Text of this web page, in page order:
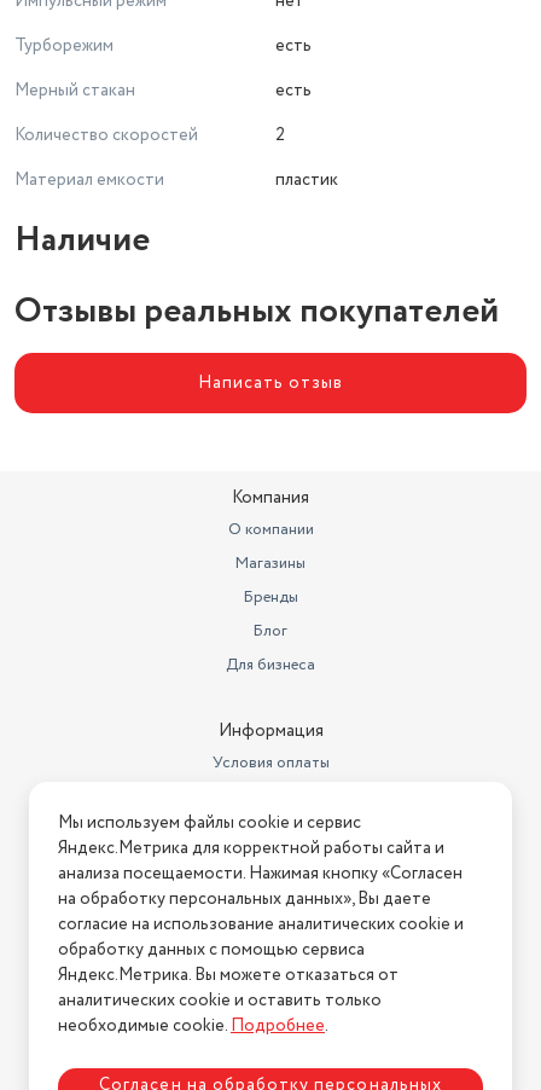
Турборежим
есть
Мерный стакан
есть
Количество скоростей
2
Материал емкости
пластик
Наличие
Отзывы реальных покупателей
Написать отзыв
Компания
О компании
Магазины
Бренды
Блог
Для бизнеса
Информация
Условия оплаты
Условия возврата
Нашли ошибку на сайте? Напишите нам
2026 © Интернет-магазин "АстМаркет". У нас есть всё!
Политика конфиденциальности
Мы используем файлы cookie и сервис
Яндекс.Метрика для корректной работы сайта и
анализа посещаемости. Нажимая кнопку «Согласен
на обработку персональных данных», Вы даете
согласие на использование аналитических cookie и
обработку данных с помощью сервиса
Яндекс.Метрика. Вы можете отказаться от
аналитических cookie и оставить только
необходимые cookie.Подробнее.
Согласен на обработку персональных